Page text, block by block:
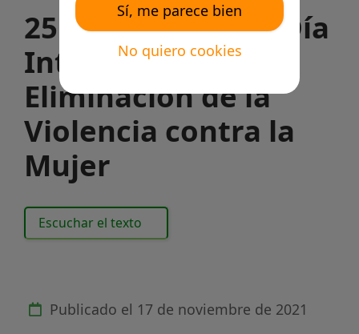
25 de noviembre, Día
Internacional de la
Eliminación de la
Violencia contra la
Mujer
Escuchar el texto
Publicado el 17 de noviembre de 2021
Sí, me parece bien
No quiero cookies